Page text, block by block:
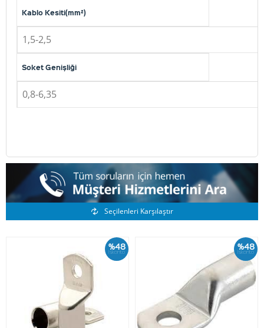
Kablo Kesiti(mm²)
1,5-2,5
Soket Genişliği
0,8-6,35
Benzer Ürünler
Seçilenleri Karşılaştır
%48
İskonto %48
İskonto